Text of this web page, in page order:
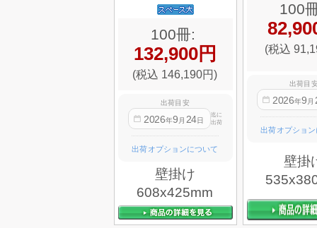
100冊:
132,900円
(税込 146,190円)
出荷目安
2026年9 月 24日
迄に
出荷
出荷オプションについて
壁掛け
608x425mm
100
(税込
出荷目
2026年9 月
出荷オプショ
壁掛